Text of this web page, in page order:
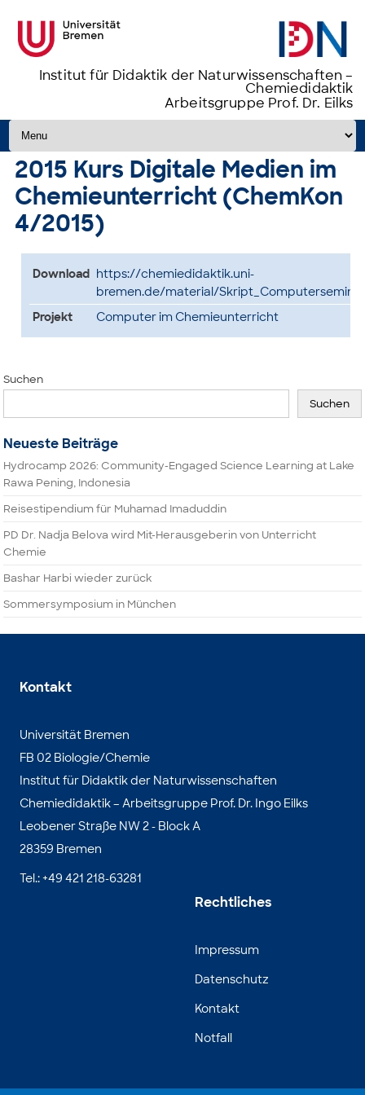
Institut für Didaktik der Naturwissenschaften –
Chemiedidaktik
Arbeitsgruppe Prof. Dr. Eilks
Zum Inhalt springen
2015 Kurs Digitale Medien im
Chemieunterricht (ChemKon
4/2015)
Download https://chemiedidaktik.uni-
bremen.de/material/
Projekt
Computer im Chemieunterricht
Suchen
Suchen
Neueste Beiträge
Hydrocamp 2026: Community-Engaged Science Learning at Lake
Rawa Pening, Indonesia
Reisestipendium für Muhamad Imaduddin
PD Dr. Nadja Belova wird Mit-Herausgeberin von Unterricht
Chemie
Bashar Harbi wieder zurück
Sommersymposium in München
Kontakt
Universität Bremen
FB 02 Biologie/Chemie
Institut für Didaktik der Naturwissenschaften
Chemiedidaktik – Arbeitsgruppe Prof. Dr. Ingo Eilks
Leobener Straße NW 2 - Block A
28359 Bremen
Tel.: +49 421 218-63281
Rechtliches
Impressum
Datenschutz
Kontakt
Notfall